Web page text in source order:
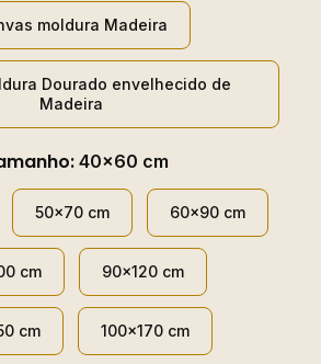
moldura Madeira
Dourado envelhecido de
Madeira
40x60 cm
50x70 cm 60x90 cm
cm 90x120 cm
cm 100x170 cm